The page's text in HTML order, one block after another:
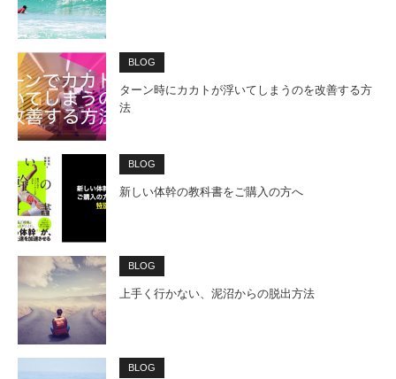
BLOG
ターン時にカカトが浮いてしまうのを改善する方
法
BLOG
新しい体幹の教科書をご購入の方へ
BLOG
上手く行かない、泥沼からの脱出方法
BLOG